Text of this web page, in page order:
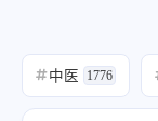
#中医 1776